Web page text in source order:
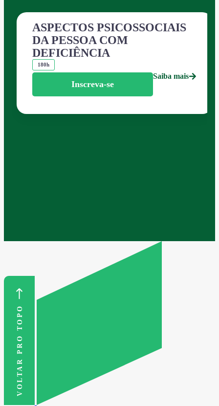
ASPECTOS PSICOSSOCIAIS
DA PESSOA COM
DEFICIÊNCIA
180h
Inscreva-se
Saiba mais
VOLTAR PRO TOPO